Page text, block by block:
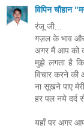
विपिन चौहान
रंजू जी...
गज़ल के भाव और
अगर मैं आप को
मुझे लगता है
विचार करने की
ना सूखने पाए
हर पल नये दर्द
यहाँ पर अगर